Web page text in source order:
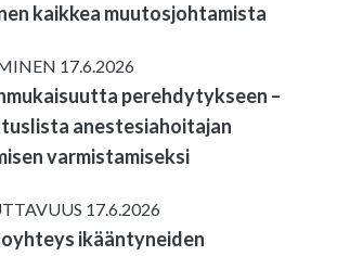
kaikkea muutosjohtamista
17.6.2026
perehdytykseen –
anestesiahoitajan
varmistamiseksi
17.6.2026
ikääntyneiden